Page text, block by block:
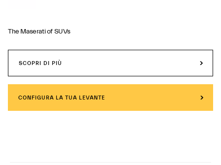
The Maserati of SUVs
SCOPRI DI PIÙ
CONFIGURA LA TUA LEVANTE